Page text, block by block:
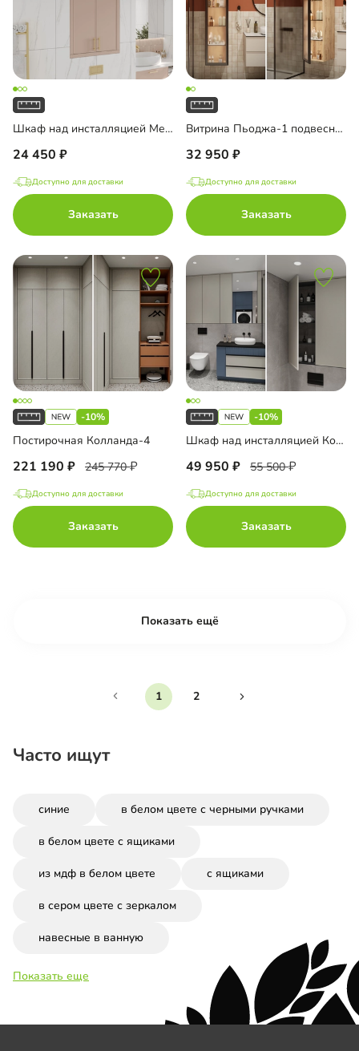
Шкаф над инсталляцией Ментон-4
24 450
Доступно для доставки
Заказать
Витрина Пьоджа-1 подвесная
32 950
Доступно для доставки
Заказать
-10%
Постирочная Колланда-4
221 190 245 770
Доступно для доставки
Заказать
-10%
Шкаф над инсталляцией Колланда-4
49 950 55 500
Доступно для доставки
Заказать
Показать ещё
1 2
Часто ищут
синие в белом цвете с черными ручками
в белом цвете с ящиками
из мдф в белом цвете с ящиками
в сером цвете с зеркалом
навесные в ванную
Показать еще